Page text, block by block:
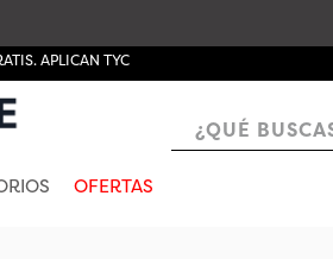
APLICAN TYC
¿QUÉ BUSCAS?
OFERTAS